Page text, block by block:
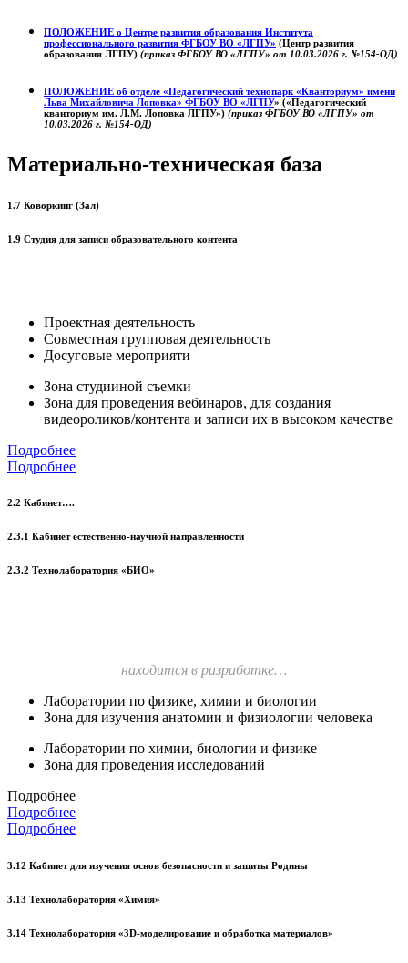
ПОЛОЖЕНИЕ о Центре развития образования Института
профессионального развития ФГБОУ ВО «ЛГПУ» (Центр развития
образования ЛГПУ) (приказ ФГБОУ ВО «ЛГПУ» от 10.03.2026 г. №154-ОД)
ПОЛОЖЕНИЕ об отделе «Педагогический технопарк «Кванториум» имени
Льва Михайловича Лоповка» ФГБОУ ВО «ЛГПУ» («Педагогический
кванториум им. Л.М. Лоповка ЛГПУ») (приказ ФГБОУ ВО «ЛГПУ» от
10.03.2026 г. №154-ОД)
Материально-техническая база
1.7 Коворкинг (Зал)
1.9 Студия для записи образовательного контента
Проектная деятельность
Совместная групповая деятельность
Досуговые мероприяти
Зона студииной съемки
Зона для проведения вебинаров, для создания
видеороликов/контента и записи их в высоком качестве
Подробнее
Подробнее
2.2 Кабинет….
2.3.1 Кабинет естественно-научной направленности
2.3.2 Технолаборатория «БИО»
находится в разработке…
Лаборатории по физике, химии и биологии
Зона для изучения анатомии и физиологии человека
Лаборатории по химии, биологии и физике
Зона для проведения исследований
Подробнее
Подробнее
Подробнее
3.12 Кабинет для изучения основ безопасности и защиты Родины
3.13 Технолаборатория «Химия»
3.14 Технолаборатория «3D-моделирование и обработка материалов»